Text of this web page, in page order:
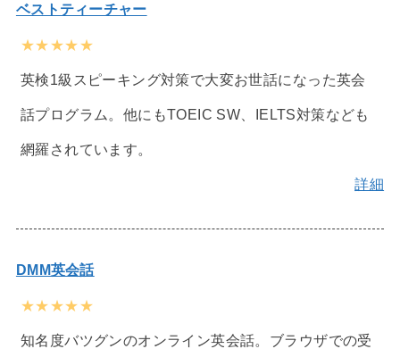
ベストティーチャー
★★★★★
英検1級スピーキング対策で大変お世話になった英会
話プログラム。他にもTOEIC SW、IELTS対策なども
網羅されています。
詳細
DMM英会話
★★★★★
知名度バツグンのオンライン英会話。ブラウザでの受